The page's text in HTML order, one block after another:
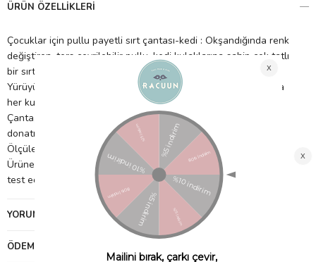
ÜRÜN ÖZELLIKLERI
Çocuklar için pullu payetli sırt çantası-kedi : Okşandığında renk
değiştiren, ters çevrilebilir pullu, kedi kulaklarına sahip çok tatlı
bir sırt çantası.
Yürüyüşten şehir dışı gezilere, açık hava etkinliklerinden okula
her kullanım için ideal ve gösterişli sırt çantası.
Çanta, her ikisi de fermuarlı olan bir ana cep ve bir ön cep ile
donatılmıştır. Sapı ve ayarlanabilir askıları mevcuttur.
Ölçüler : 21,5 cm x 29,5 cm x 14 cm
Ürüne ait bileşenler güvenlidir ve uluslararası laboratuvarlarda
test edilmiştir.
YORUMLAR
ÖDEME SEÇENEKLERI